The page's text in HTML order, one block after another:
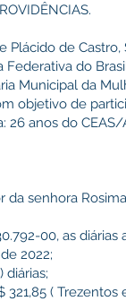
Plácido de
Federativa do
Municipal da
objetivo de
26 anos do
senhora
00, as diárias
2022;
diárias;
321,85 (